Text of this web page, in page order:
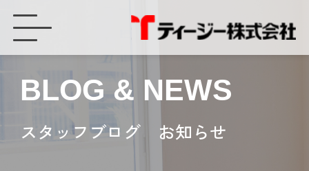
BLOG & NEWS
スタッフブログ お知らせ